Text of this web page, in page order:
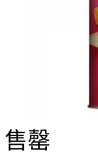
售罄